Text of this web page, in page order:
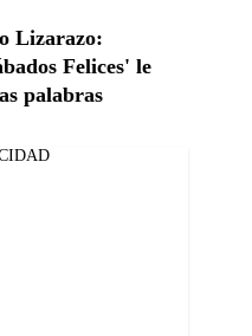
Lizarazo:
Felices' le
palabras